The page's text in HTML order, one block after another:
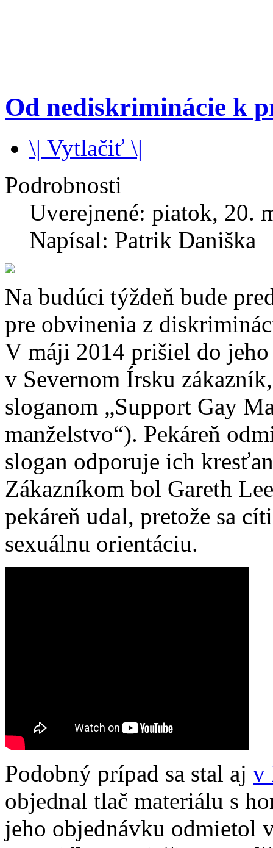
Od nediskriminácie k
\| Vytlačiť \|
Podrobnosti
Uverejnené: piatok, 20.
Napísal: Patrik Daniška
Na budúci týždeň bude
pre obvinenia z
V máji 2014 prišiel do
v Severnom Írsku
sloganom „Support Gay
manželstvo“). Pekáreň
slogan odporuje ich
Zákazníkom bol Gareth
pekáreň udal, pretože sa
sexuálnu orientáciu.
Podobný prípad sa stal aj v
objednal tlač materiálu s
jeho objednávku odmietol